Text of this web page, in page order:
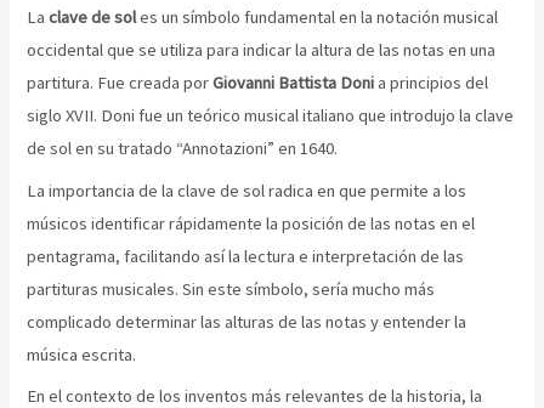
Laclave de soles un símbolo fundamental en la notación musical
occidental que se utiliza para indicar la altura de las notas en una
partitura. Fue creada porGiovanni Battista Donia principios del
siglo XVII. Doni fue un teórico musical italiano que introdujo la clave
de sol en su tratado “Annotazioni” en 1640.
La importancia de la clave de sol radica en que permite a los
músicos identificar rápidamente la posición de las notas en el
pentagrama, facilitando así la lectura e interpretación de las
partituras musicales. Sin este símbolo, sería mucho más
complicado determinar las alturas de las notas y entender la
música escrita.
En el contexto de los inventos más relevantes de la historia, la